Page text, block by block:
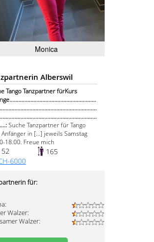
Monica
Alberswil
Tango Tanzpartner fürKurs
Suche Tanzpartner für Tango
Anfänger in [...] jeweils Samstag
18.00. Freue mich
52
165
6000
für:
Walzer:
Walzer: